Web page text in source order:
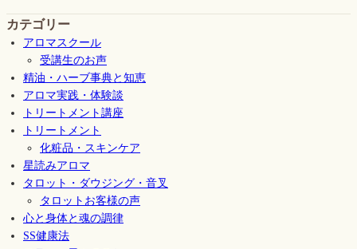
カテゴリー
アロマスクール
受講生のお声
精油・ハーブ事典と知恵
アロマ実践・体験談
トリートメント講座
トリートメント
化粧品・スキンケア
星読みアロマ
タロット・ダウジング・音叉
タロットお客様の声
心と身体と魂の調律
SS健康法